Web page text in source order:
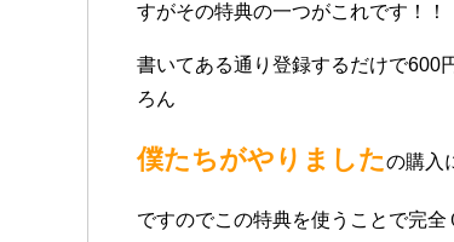
すがその特典の一つがこれです！！
書いてある通り登録するだけで600
ろん
僕たちがやりましたの購入
ですのでこの特典を使うことで完